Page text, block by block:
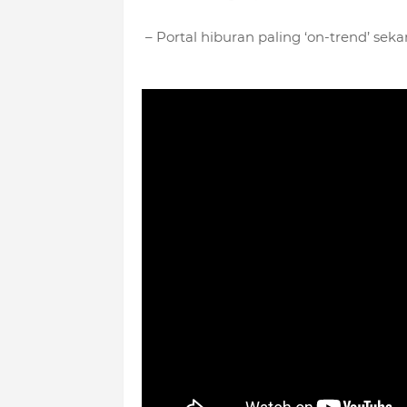
– Portal hiburan paling ‘on-trend’